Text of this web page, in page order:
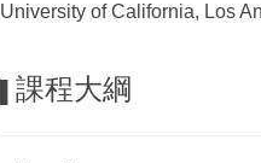
University of California, Los
課程大綱